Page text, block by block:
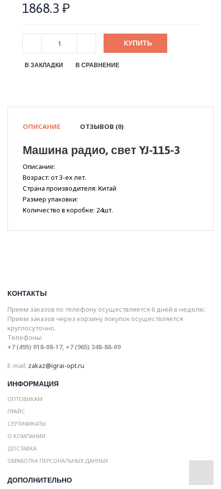
1868.3 ₽
КУПИТЬ
В ЗАКЛАДКИ В СРАВНЕНИЕ
ОПИСАНИЕ ОТЗЫВОВ (0)
Машина радио, свет YJ-115-3
Описание:
Возраст: от 3-ех лет.
Страна производителя: Китай
Размер упаковки:
Количество в коробке: 24шт.
КОНТАКТЫ
Прием заказов по телефону осуществляется 6 дней в неделю.
Прием заказов через корзину покупок осуществляется
круглосуточно.
Телефоны:
+7 (495) 018-08-17, +7 (965) 348-88-09
E-mail: zakaz@igrai-opt.ru
ИНФОРМАЦИЯ
ОПТОВИКАМ
ПРАЙС
СЕРТИФИКАТЫ
О КОМПАНИИ
ДОСТАВКА
ОБРАБОТКА ПЕРСОНАЛЬНЫХ ДАННЫХ
ДОПОЛНИТЕЛЬНО